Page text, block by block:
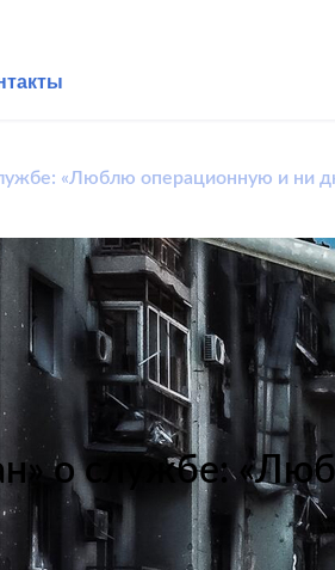
«Люблю операционную и ни
о службе: